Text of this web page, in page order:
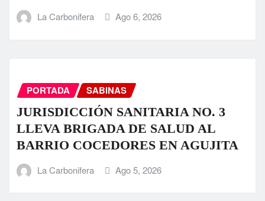
La Carbonifera Ago 6, 2026
PORTADA SABINAS
JURISDICCIÓN SANITARIA NO. 3
LLEVA BRIGADA DE SALUD AL
BARRIO COCEDORES EN AGUJITA
La Carbonifera Ago 5, 2026